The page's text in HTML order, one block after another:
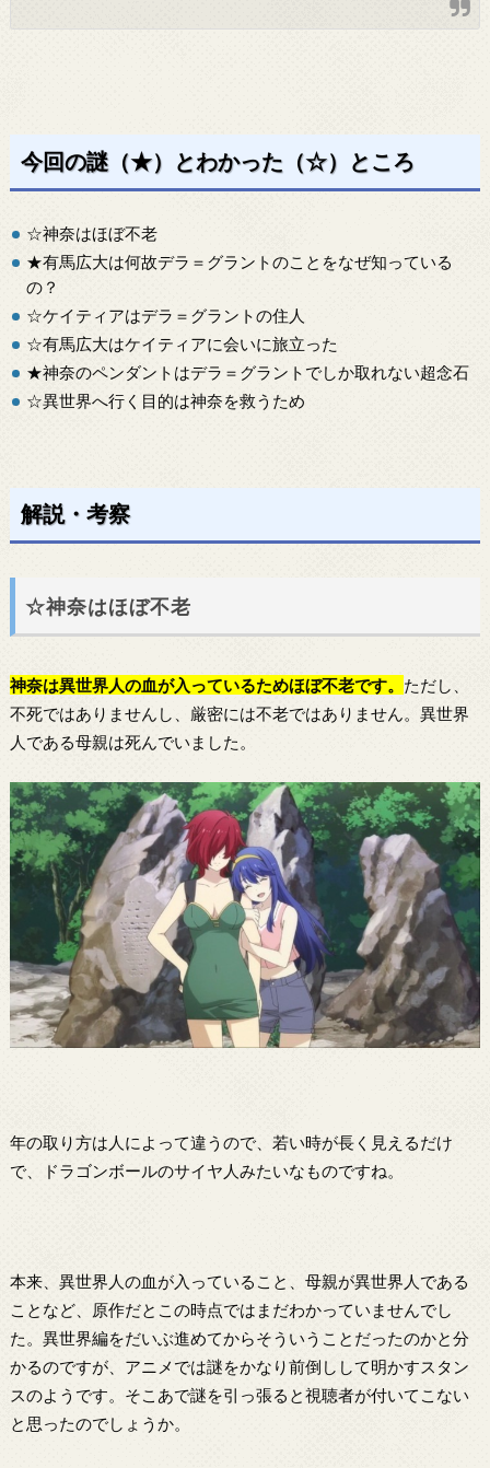
今回の謎（★）とわかった（☆）ところ
☆神奈はほぼ不老
★有馬広大は何故デラ＝グラントのことをなぜ知っている
の？
☆ケイティアはデラ＝グラントの住人
☆有馬広大はケイティアに会いに旅立った
★神奈のペンダントはデラ＝グラントでしか取れない超念石
☆異世界へ行く目的は神奈を救うため
解説・考察
☆神奈はほぼ不老
神奈は異世界人の血が入っているためほぼ不老です。 ただし、
不死ではありませんし、厳密には不老ではありません。異世界
人である母親は死んでいました。
年の取り方は人によって違うので、若い時が長く見えるだけ
で、ドラゴンボールのサイヤ人みたいなものですね。
本来、異世界人の血が入っていること、母親が異世界人である
ことなど、原作だとこの時点ではまだわかっていませんでし
た。異世界編をだいぶ進めてからそういうことだったのかと分
かるのですが、アニメでは謎をかなり前倒しして明かすスタン
スのようです。そこあで謎を引っ張ると視聴者が付いてこない
と思ったのでしょうか。